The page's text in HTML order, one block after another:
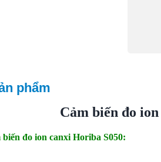
phẩm
Cảm biến đo
đo ion canxi Horiba S050: